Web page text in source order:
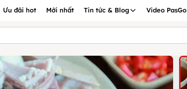
Ưu đãi hot Mới nhất Tin tức & Blog Video PasGo